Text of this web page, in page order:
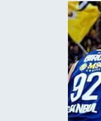
Gündem
Hava Durumu
Kültür Sanat